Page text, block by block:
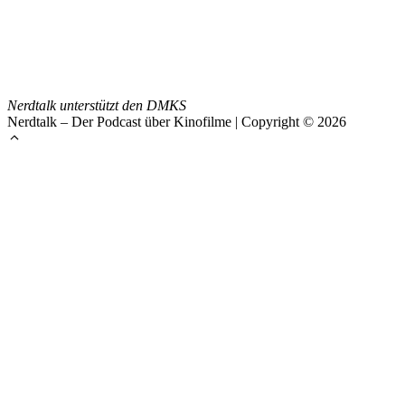
Nerdtalk unterstützt den DMKS
Nerdtalk – Der Podcast über Kinofilme | Copyright © 2026